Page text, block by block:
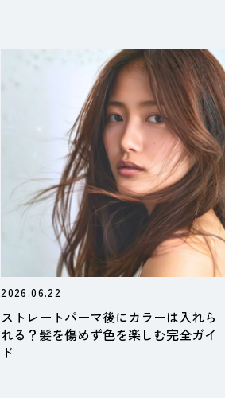
2026.06.22
ストレートパーマ後にカラーは入れら
れる？髪を傷めず色を楽しむ完全ガイ
ド